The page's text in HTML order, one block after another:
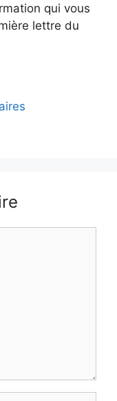
qui vous
lettre du